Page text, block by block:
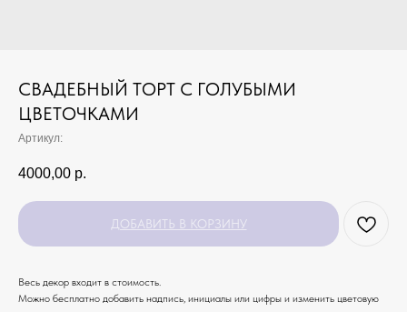
СВАДЕБНЫЙ ТОРТ С ГОЛУБЫМИ
ЦВЕТОЧКАМИ
Артикул:
4000,00 р.
ДОБАВИТЬ В КОРЗИНУ
Весь декор входит в стоимость.
Можно бесплатно добавить надпись, инициалы или цифры и изменить цветовую